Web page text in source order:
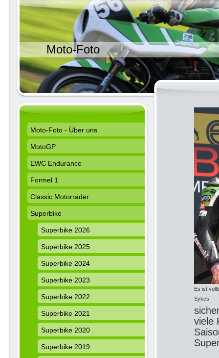
Moto-Foto
Es ist
Sykes
viele
Moto-Foto - Über uns
MotoGP
EWC Endurance
Formel 1
Classic Motorräder
Superbike
Superbike 2026
Superbike 2025
Superbike 2024
Superbike 2023
Superbike 2022
Superbike 2021
Superbike 2020
Superbike 2019